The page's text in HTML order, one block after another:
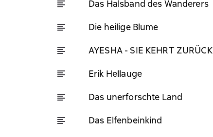
Das Halsband des Wanderers
Die heilige Blume
AYESHA - SIE KEHRT ZURÜCK
Erik Hellauge
Das unerforschte Land
Das Elfenbeinkind